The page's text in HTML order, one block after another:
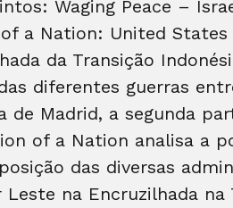
Waging Peace –
a Nation: United
da Transição
diferentes guerras
de Madrid, a segunda
of a Nation analisa a
das diversas
na Encruzilhada na